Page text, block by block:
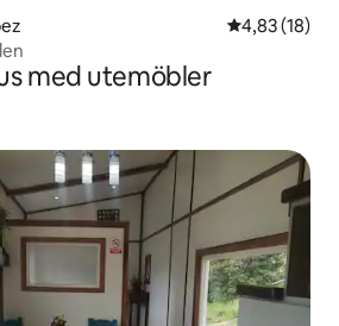
4,83 av 5 i
4,83 (18)
med utemöbler